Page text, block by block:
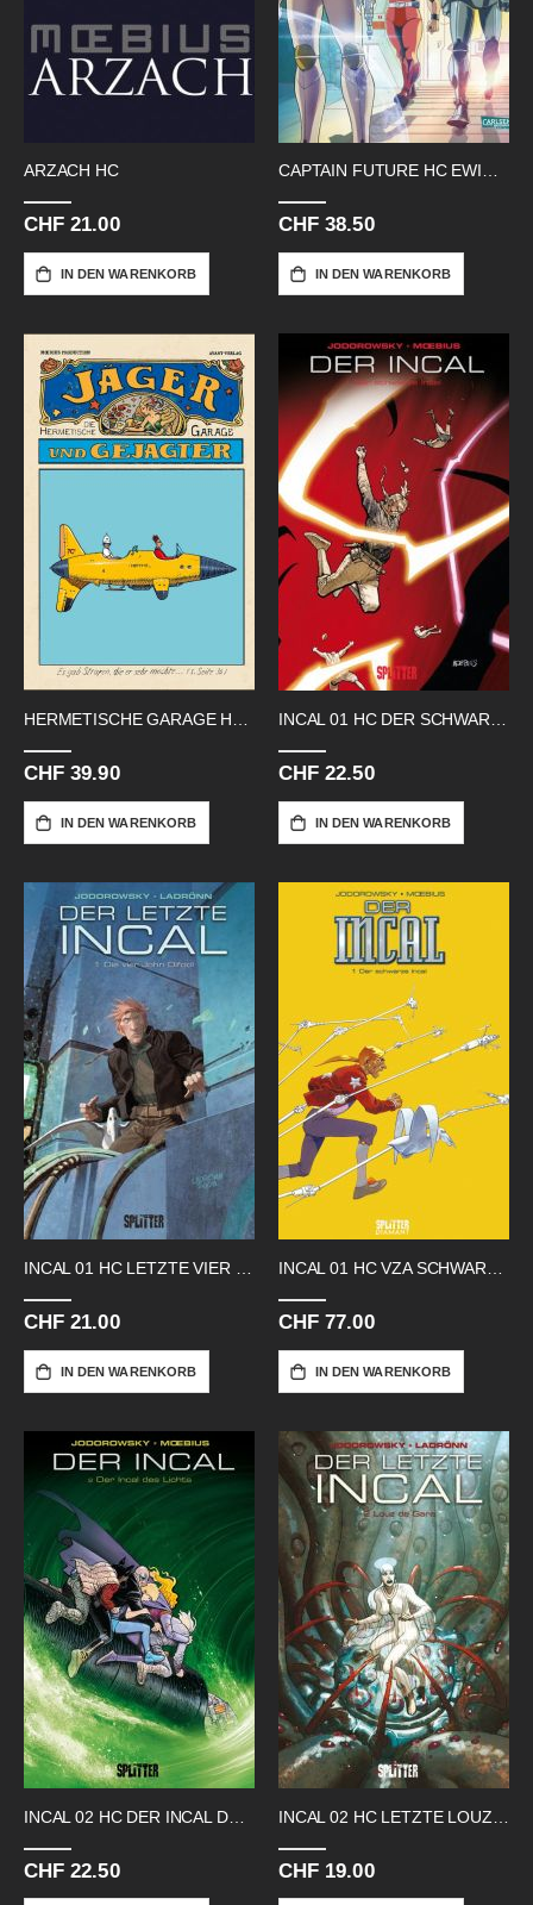
ARZACH HC
CHF 21.00
IN DEN WARENKORB
CAPTAIN FUTURE HC EWIGE HERRSCHER
CHF 38.50
IN DEN WARENKORB
HERMETISCHE GARAGE HC JAEGER
CHF 39.90
IN DEN WARENKORB
INCAL 01 HC DER SCHWARZE INCAL
CHF 22.50
IN DEN WARENKORB
CHF 21.00
IN DEN WARENKORB
CHF 77.00
IN DEN WARENKORB
INCAL 02 HC DER INCAL DES LICHTS
CHF 22.50 CHF 19.00